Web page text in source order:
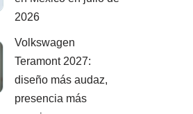
2026
Volkswagen
Teramont 2027:
diseño más audaz,
presencia más